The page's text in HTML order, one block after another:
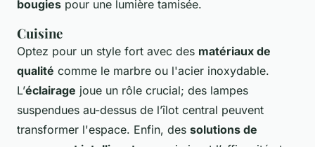
bougies pour une lumière tamisée.
Cuisine
Optez pour un style fort avec des matériaux de
qualité comme le marbre ou l'acier inoxydable.
L’éclairage joue un rôle crucial; des lampes
suspendues au-dessus de l’îlot central peuvent
transformer l'espace. Enfin, des solutions de